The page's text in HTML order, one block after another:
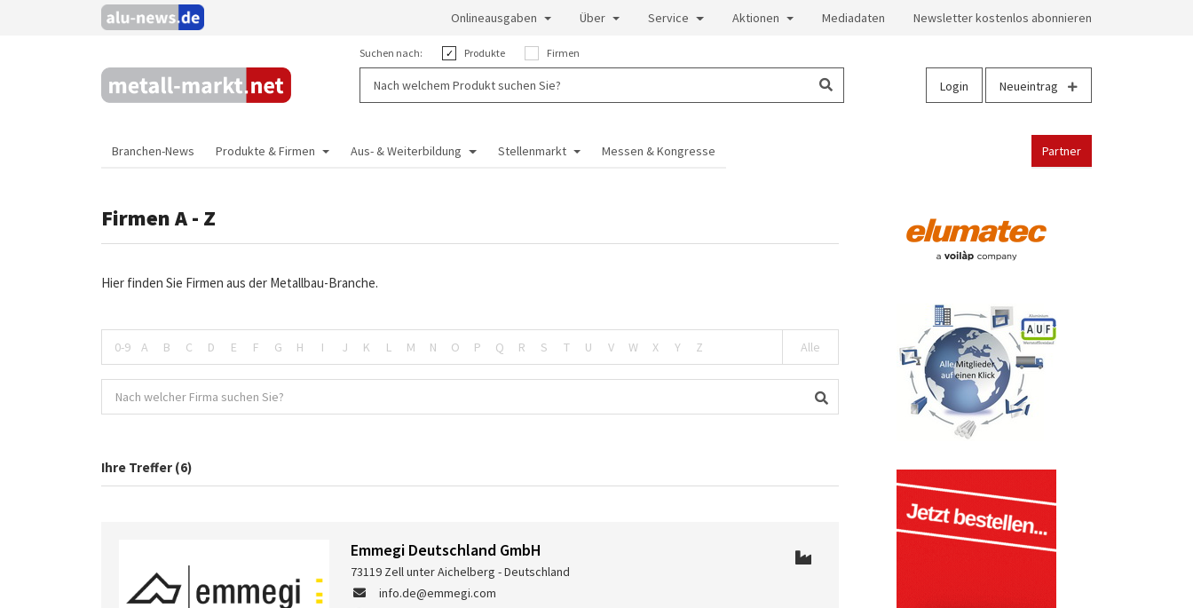
Onlineausgaben Über Service Aktionen Mediadaten Newsletter kostenlos abonnieren
Suchen nach: Produkte Firmen
Login Neueintrag
Branchen-News Produkte & Firmen Aus- & Weiterbildung Stellenmarkt Messen & Kongresse Partner
Firmen A - Z
Hier finden Sie Firmen aus der Metallbau-Branche.
0-9 A B C D E F G H I J K L M N O P Q R S T U V W X Y Z Alle
Ihre Treffer (6)
Emmegi Deutschland GmbH
73119 Zell unter Aichelberg - Deutschland
info.de@emmegi.com